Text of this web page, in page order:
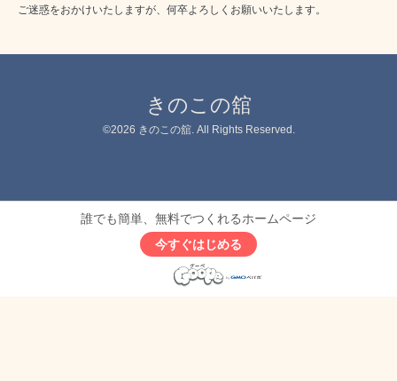
ご迷惑をおかけいたしますが、何卒よろしくお願いいたします。
きのこの舘
©2026 きのこの舘. All Rights Reserved.
誰でも簡単、無料でつくれるホームページ
今すぐはじめる